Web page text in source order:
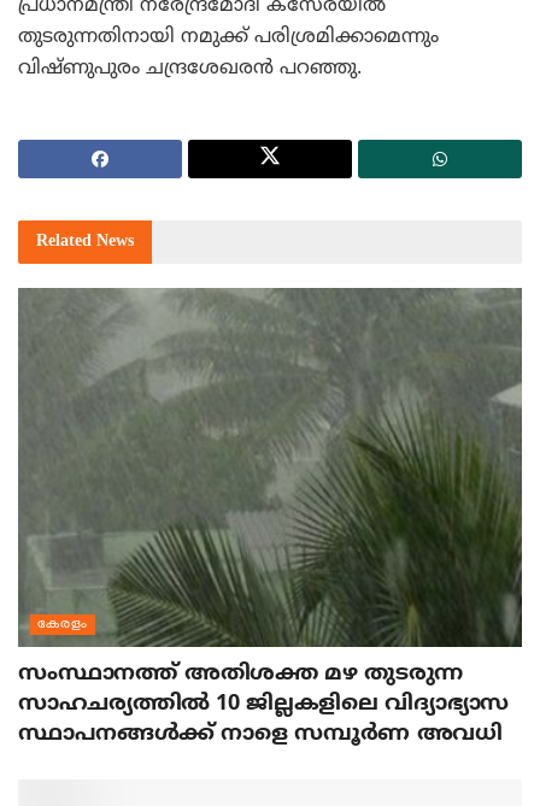
പ്രധാനമന്ത്രി നരേന്ദ്രമോദി കസേരയില്‍
തുടരുന്നതിനായി നമുക്ക് പരിശ്രമിക്കാമെന്നും
വിഷ്ണുപുരം ചന്ദ്രശേഖരന്‍ പറഞ്ഞു.
Related News
കേരളം
സംസ്ഥാനത്ത് അതിശക്ത മഴ തുടരുന്ന
സാഹചര്യത്തിൽ 10 ജില്ലകളിലെ വിദ്യാഭ്യാസ
സ്ഥാപനങ്ങൾക്ക് നാളെ സമ്പൂർണ അവധി